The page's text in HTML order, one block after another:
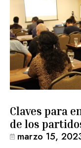
Claves para
de los
marzo 15,